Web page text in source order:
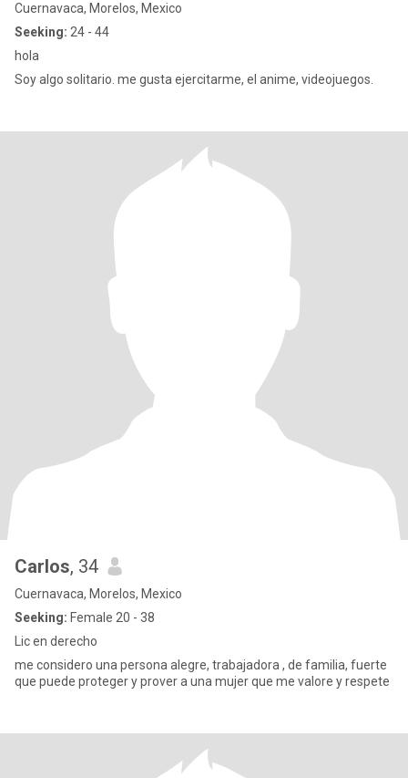
Cuernavaca, Morelos, Mexico
Seeking: 24 - 44
hola
Soy algo solitario. me gusta ejercitarme, el anime, videojuegos.
Carlos, 34
Cuernavaca, Morelos, Mexico
Seeking: Female 20 - 38
Lic en derecho
me considero una persona alegre, trabajadora , de familia, fuerte
que puede proteger y prover a una mujer que me valore y respete